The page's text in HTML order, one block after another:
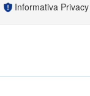
Informativa Privacy